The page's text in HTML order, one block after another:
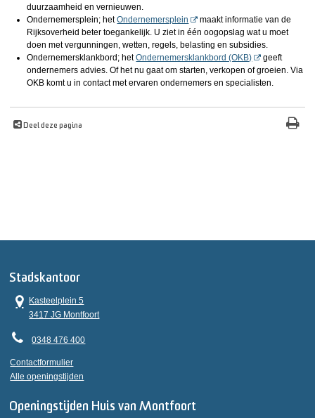
duurzaamheid en vernieuwen.
Ondernemersplein; hetOndernemersplein
maakt informatie van de
Rijksoverheid beter toegankelijk. U ziet in één oogopslag wat u moet
doen met vergunningen, wetten, regels, belasting en subsidies.
Ondernemersklankbord; hetOndernemersklankbord (OKB)
geeft
ondernemers advies. Of het nu gaat om starten, verkopen of groeien. Via
OKB komt u in contact met ervaren ondernemers en specialisten.
Deel deze pagina
Stadskantoor
Kasteelplein 5
3417 JG Montfoort
0348 476 400
Contactformulier
Alle openingstijden
Openingstijden Huis van Montfoort